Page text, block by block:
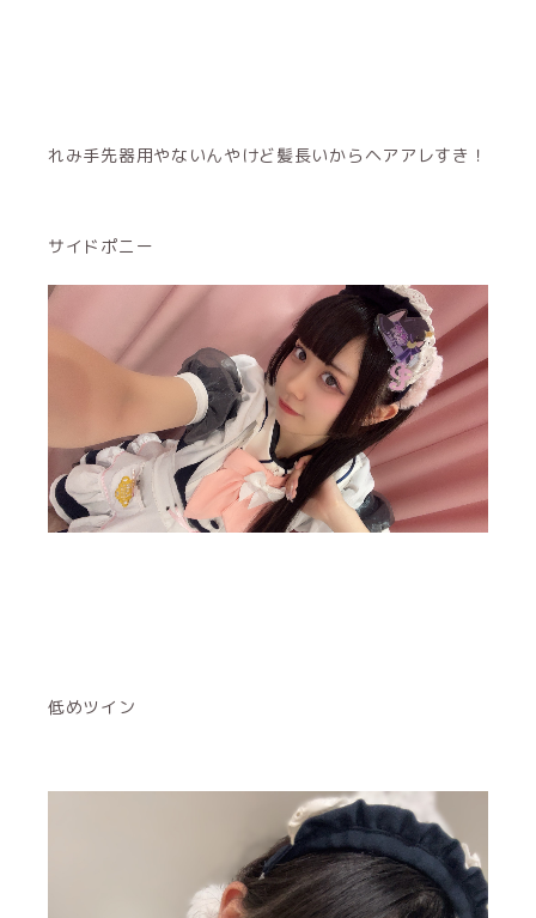
れみ手先器用やないんやけど髪長いからヘアアレすき！
サイドポニー
低めツイン